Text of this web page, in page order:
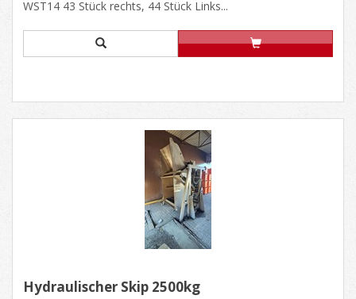
WST14 43 Stück rechts, 44 Stück Links...
Hydraulischer Skip 2500kg